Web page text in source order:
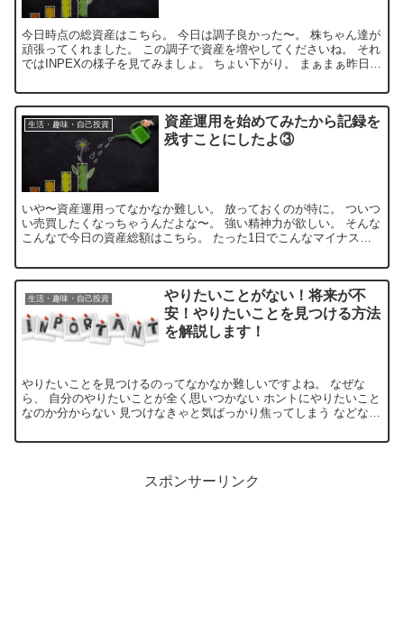
今日時点の総資産はこちら。 今日は調子良かった〜。 株ちゃん達が
頑張ってくれました。 この調子で資産を増やしてくださいね。 それ
ではINPEXの様子を見てみましょ。 ちょい下がり。 まぁまぁ昨日調
生活・趣味・自己投資
資産運用を始めてみたから記録を
残すことにしたよ③
いや〜資産運用ってなかなか難しい。 放っておくのが特に。 ついつ
い売買したくなっちゃうんだよな〜。 強い精神力が欲しい。 そんな
こんなで今日の資産総額はこちら。 たった1日でこんなマイナスは
生活・趣味・自己投資
やりたいことがない！将来が不
安！やりたいことを見つける方法
を解説します！
やりたいことを見つけるのってなかなか難しいですよね。 なぜな
ら、 自分のやりたいことが全く思いつかない ホントにやりたいこと
なのか分からない 見つけなきゃと気ばっかり焦ってしまう などな
スポンサーリンク